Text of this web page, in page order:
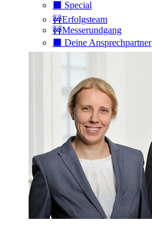
⬛️ Special
🚧Erfolgsteam
🚧Messerundgang
⬛️ Deine Ansprechpartner